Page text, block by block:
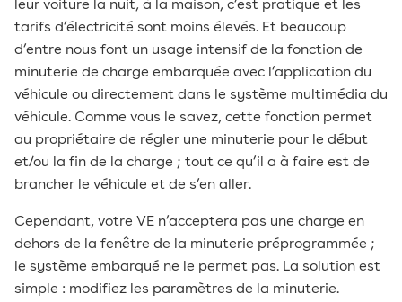
leur voiture la nuit, à la maison, c’est pratique et les
tarifs d’électricité sont moins élevés. Et beaucoup
d’entre nous font un usage intensif de la fonction de
minuterie de charge embarquée avec l’application du
véhicule ou directement dans le système multimédia du
véhicule. Comme vous le savez, cette fonction permet
au propriétaire de régler une minuterie pour le début
et/ou la fin de la charge ; tout ce qu’il a à faire est de
brancher le véhicule et de s’en aller.
Cependant, votre VE n’acceptera pas une charge en
dehors de la fenêtre de la minuterie préprogrammée ;
le système embarqué ne le permet pas. La solution est
simple : modifiez les paramètres de la minuterie.